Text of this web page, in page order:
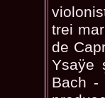
trei
de
Ysaÿe
Bach -